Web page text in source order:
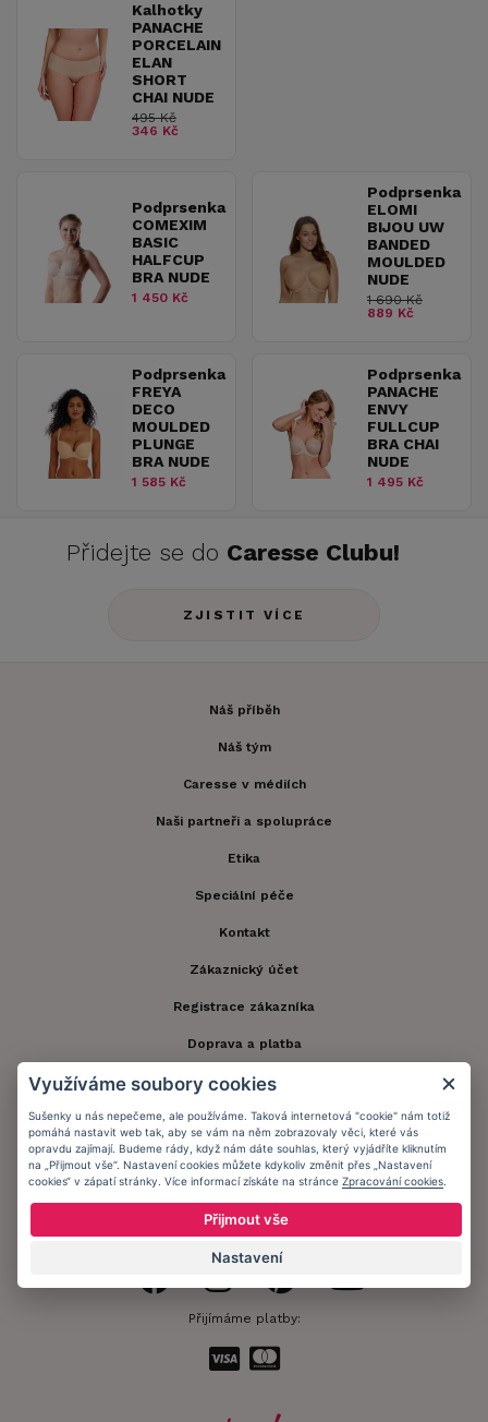
Kalhotky
PANACHE
PORCELAIN
ELAN
SHORT
CHAI NUDE
495 Kč
346 Kč
Podprsenka
COMEXIM
BASIC
HALFCUP
BRA NUDE
1 450 Kč
Podprsenka
ELOMI
BIJOU UW
BANDED
MOULDED
NUDE
1 690 Kč
889 Kč
Podprsenka
FREYA
DECO
MOULDED
PLUNGE
BRA NUDE
1 585 Kč
Podprsenka
PANACHE
ENVY
FULLCUP
BRA CHAI
NUDE
1 495 Kč
Přidejte se do Caresse Clubu!
ZJISTIT VÍCE
Náš příběh
Náš tým
Caresse v médiích
Naši partneři a spolupráce
Etika
Speciální péče
Kontakt
Zákaznický účet
Registrace zákazníka
Doprava a platba
Obchodní podmínky
Ochrana osobních údajů
Informační memorandum
Zůstaňte s námi v kontaktu.
Přijímáme platby:
Využíváme soubory cookies
Sušenky u nás nepečeme, ale používáme. Taková internetová "cookie" nám totiž
pomáhá nastavit web tak, aby se vám na něm zobrazovaly věci, které vás
opravdu zajímají. Budeme rády, když nám dáte souhlas, který vyjádříte kliknutím
na „Přijmout vše“. Nastavení cookies můžete kdykoliv změnit přes „Nastavení
cookies“ v zápatí stránky. Více informací získáte na stránce Zpracování cookies
Přijmout vše
Nastavení